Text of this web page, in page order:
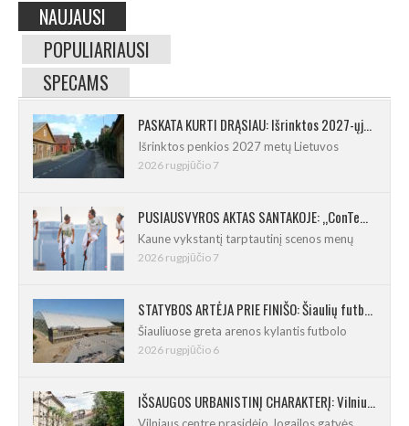
NAUJAUSI
POPULIARIAUSI
SPECAMS
PASKATA KURTI DRĄSIAU: Išrinktos 2027-ųjų Lietuvos mažosios kultūros sostinės
Išrinktos penkios 2027 metų Lietuvos
2026 rugpjūčio 7
PUSIAUSVYROS AKTAS SANTAKOJE: „ConTempo 2026“ uždarys sudėtingas pasirodymas 8 m aukštyje
Kaune vykstantį tarptautinį scenos menų
2026 rugpjūčio 7
STATYBOS ARTĖJA PRIE FINIŠO: Šiaulių futbolo ir regbio maniežas įgavo kontūrus
Šiauliuose greta arenos kylantis futbolo
2026 rugpjūčio 6
IŠSAUGOS URBANISTINĮ CHARAKTERĮ: Vilniuje pradėtas Jogailos gatvės remontas